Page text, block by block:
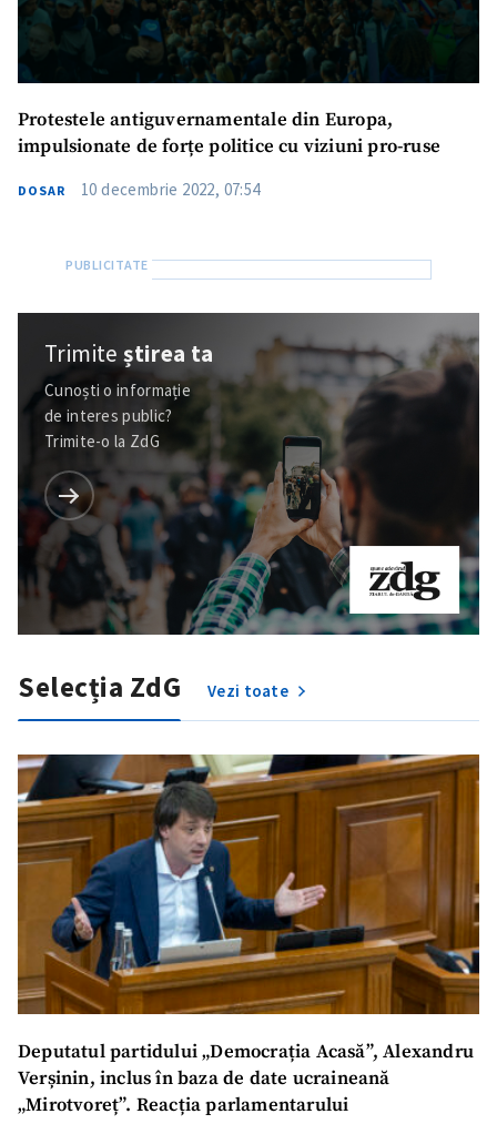
Protestele antiguvernamentale din Europa,
impulsionate de forțe politice cu viziuni pro-ruse
DOSAR 10 decembrie 2022, 07:54
Trimiteștirea ta
Cunoști o informație
de interes public?
Trimite-o la ZdG
Selecția ZdG Vezi toate
Deputatul partidului „Democrația Acasă”, Alexandru
Verșinin, inclus în baza de date ucraineană
„Mirotvoreț”. Reacția parlamentarului